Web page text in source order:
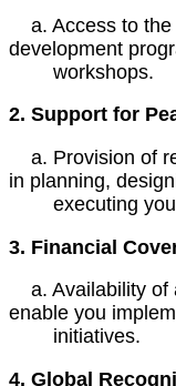
a. Access to the
development
workshops.
2. Support for
a. Provision of
in planning,
executing your
3. Financial
a. Availability of
enable you
initiatives.
4. Global